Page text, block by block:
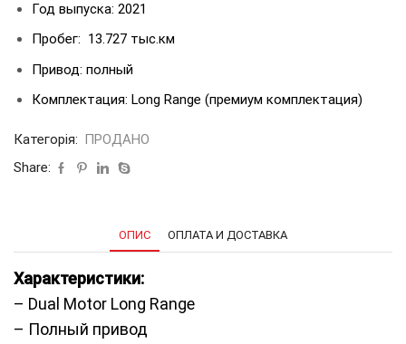
Год выпуска: 2021
Пробег: 13.727 тыс.км
Привод: полный
Комплектация: Long Range (премиум комплектация)
Категорія:
ПРОДАНО
Share:
ОПИС ОПЛАТА И ДОСТАВКА
Характеристики:
– Dual Motor Long Range
– Полный привод